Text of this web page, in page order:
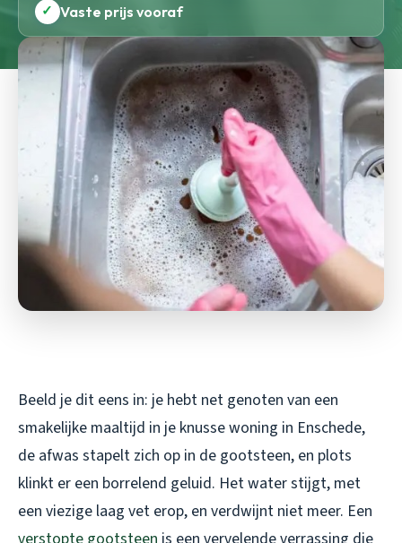
✓ Vaste prijs vooraf
Beeld je dit eens in: je hebt net genoten van een
smakelijke maaltijd in je knusse woning in Enschede,
de afwas stapelt zich op in de gootsteen, en plots
klinkt er een borrelend geluid. Het water stijgt, met
een viezige laag vet erop, en verdwijnt niet meer. Een